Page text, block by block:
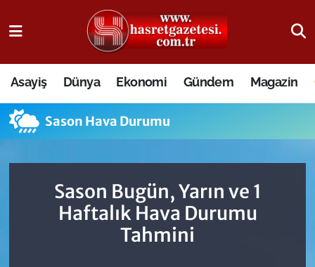
Asayiş Dünya Ekonomi Gündem Magazin
Sason Hava Durumu
Sason Bugün, Yarın ve 1
Haftalık Hava Durumu
Tahmini
Osmaniye Nöbetçi Eczaneler
Osmaniye Hava Durumu
Osmaniye Trafik Yoğunluk Haritası
Süper Lig Puan Durumu ve Fikstür
Tüm Manşetler
Son Dakika Haberleri